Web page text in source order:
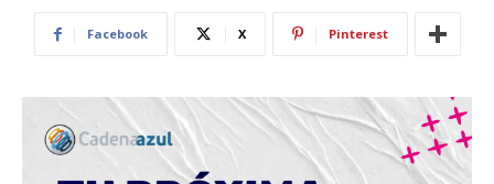
Facebook X Pinterest